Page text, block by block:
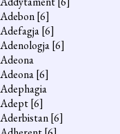
Adebon[6]
Adefagja[6]
Adenologja[6]
Adeona
Adeona[6]
Adephagia
Adept[6]
Aderbistan[6]